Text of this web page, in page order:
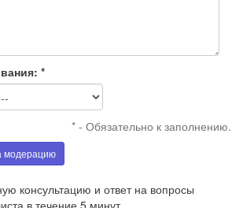
*
* - Обязательно к заполнению.
модерацию
консультацию и ответ на вопросы